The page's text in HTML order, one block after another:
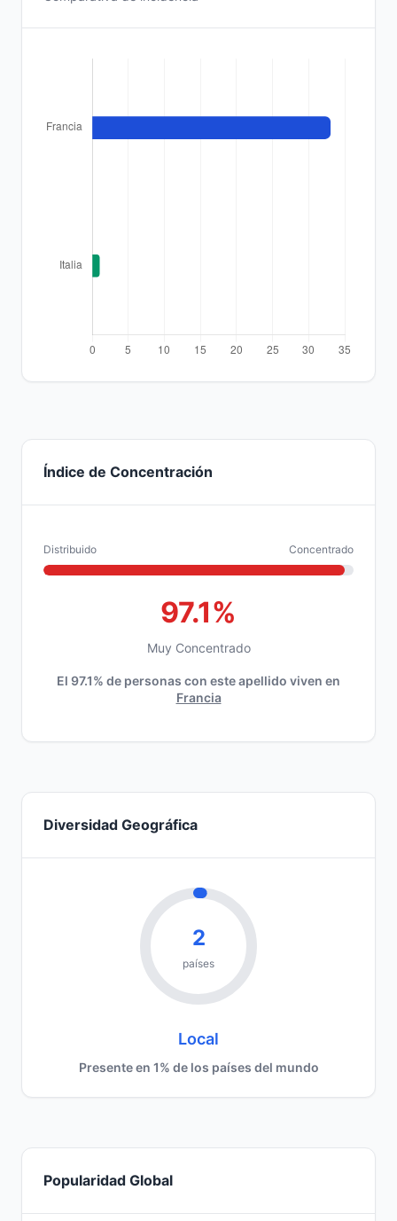
Índice de Concentración
Distribuido Concentrado
97.1%
Muy Concentrado
El 97.1% de personas con este apellido viven en
Francia
Diversidad Geográfica
2
países
Local
Presente en 1% de los países del mundo
Popularidad Global